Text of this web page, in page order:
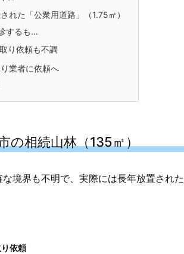
れた「公衆用道路」（1.75㎡）
するも…
り依頼も不調
業者に依頼へ
の相続山林（135㎡）
境界も不明で、実際には長年放置され
依頼